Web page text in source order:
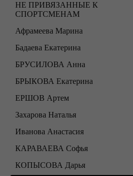
НЕ ПРИВЯЗАННЫЕ К
СПОРТСМЕНАМ
Афрамеева Марина
Бадаева Екатерина
БРУСИЛОВА Анна
БРЫКОВА Екатерина
ЕРШОВ Артем
Захарова Наталья
Иванова Анастасия
КАРАВАЕВА Софья
КОПЫСОВА Дарья